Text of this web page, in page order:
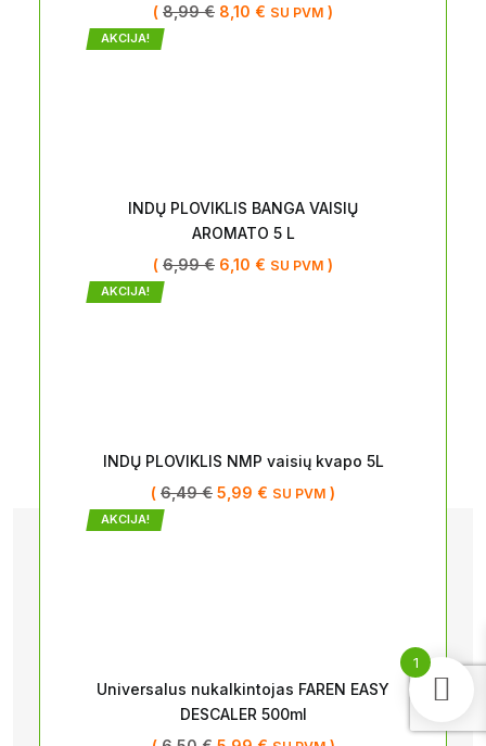
( 8,99€ 8,10 € SU PVM )
INDŲ PLOVIKLIS BANGA VAISIŲ
AROMATO 5 L
( 6,99€ 6,10 € SU PVM )
AKCIJA!
INDŲ PLOVIKLIS NMP vaisių kvapo 5L
( 6,49€ 5,99 € SU PVM )
AKCIJA!
Universalus nukalkintojas FAREN EASY
DESCALER 500ml
AKCIJA!
1